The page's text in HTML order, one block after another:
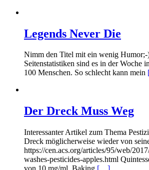
Legends Never Die
Nimm den Titel mit ein wenig Humor;-
Seitenstatistiken sind es in der Woche
100 Menschen. So schlecht kann mein
Der Dreck Muss Weg
Interessanter Artikel zum Thema
Dreck möglicherweise wieder von
https://cen.acs.org/articles/95/web/
washes-pesticides-apples.html